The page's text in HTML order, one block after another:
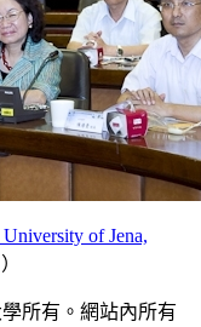
of Jena,
所有。網站內所有